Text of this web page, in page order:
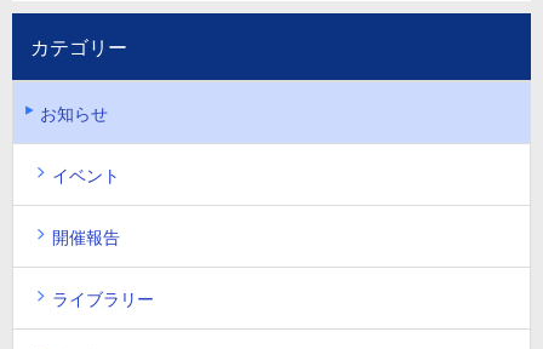
カテゴリー
お知らせ
イベント
開催報告
ライブラリー